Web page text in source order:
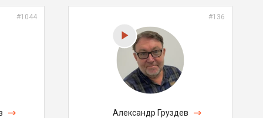
#1044 #136
Александр Груздев